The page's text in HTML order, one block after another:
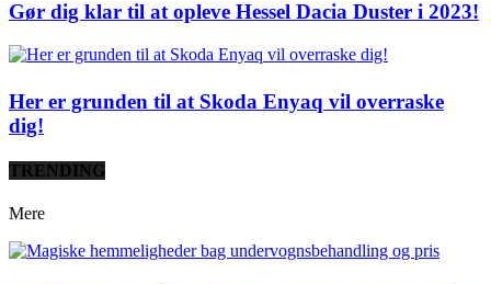
Gør dig klar til at opleve Hessel Dacia Duster i 2023!
Her er grunden til at Skoda Enyaq vil overraske
dig!
TRENDING
Mere